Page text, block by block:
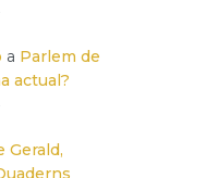
a Parlem de
actual?
Gerald,